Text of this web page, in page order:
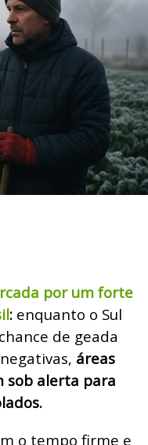
por um forte
: enquanto o Sul
de geada
áreas
sob alerta para
o tempo firme e